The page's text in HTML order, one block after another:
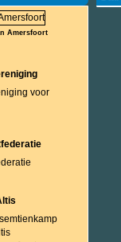
Amersfoort
voor